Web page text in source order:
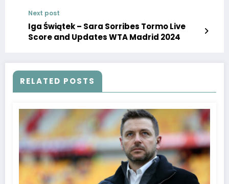
zespół.
Next post
Iga Świątek – Sara Sorribes Tormo Live
Score and Updates WTA Madrid 2024
RELATED POSTS